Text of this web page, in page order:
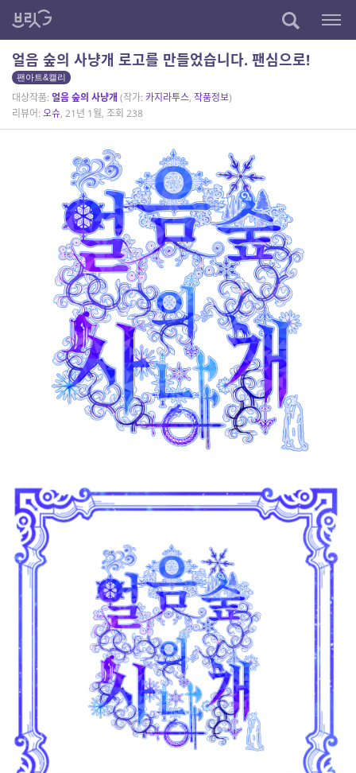
얼음 숲의 사냥개 로고를 만들었습니다. 팬심으로!
팬아트&캘리
대상작품: 얼음 숲의 사냥개 (작가: 카지라투스, 작품정보)
리뷰어: 오슈, 21년 1월, 조회 238